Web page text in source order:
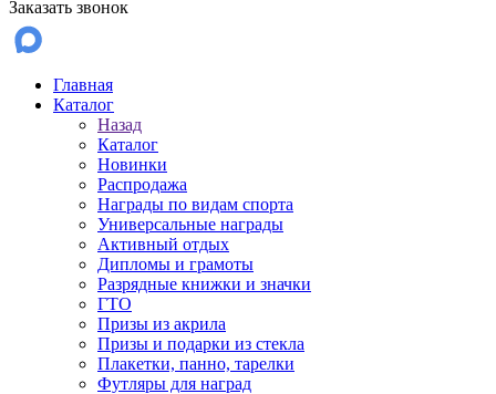
Заказать звонок
Главная
Каталог
Назад
Каталог
Новинки
Распродажа
Награды по видам спорта
Универсальные награды
Активный отдых
Дипломы и грамоты
Разрядные книжки и значки
ГТО
Призы из акрила
Призы и подарки из стекла
Плакетки, панно, тарелки
Футляры для наград